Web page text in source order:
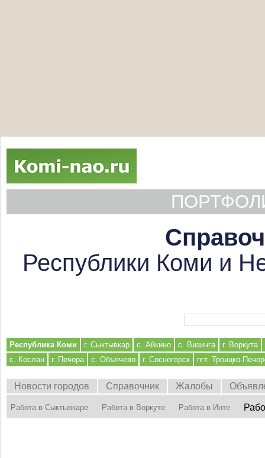
Республики Коми и
Республика Коми г. Сыктывкар с. Айкино с. Визинга
г. Воркута
с. Кослан
г. Печора с. Объячево г. Сосногорск пгт. Троицко-
Новости городов Справочник Жалобы
Работа в Сыктывкаре Работа в Воркуте Работа в Инте